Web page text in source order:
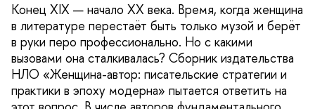
Конец XIX — начало XX века. Время, когда женщина
в литературе перестаёт быть только музой и берёт
в руки перо профессионально. Но с какими
вызовами она сталкивалась? Сборник издательства
НЛО «Женщина-автор: писательские стратегии и
практики в эпоху модерна» пытается ответить на